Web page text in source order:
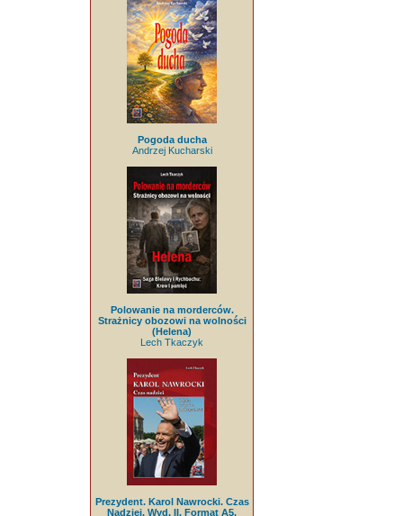
Pogoda ducha
Andrzej Kucharski
Polowanie na morderców.
Strażnicy obozowi na wolności
(Helena)
Lech Tkaczyk
Prezydent. Karol Nawrocki. Czas
Nadziei. Wyd. II. Format A5,